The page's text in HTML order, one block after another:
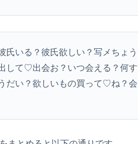
氏いる？彼氏欲しい？写メちょ
して♡出会お？いつ会える？何
だい？欲しいもの買って♡ね？